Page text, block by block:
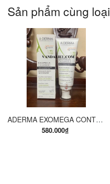
Sản phẩm cùng loại
ADERMA EXOMEGA CONTROL EMOLLIENTE CREAME 200ML .KEM LÀM MỀM DA TRONG TRƯỜNG HỢP DA KHÔ QUÁ MỨC.
580.000₫